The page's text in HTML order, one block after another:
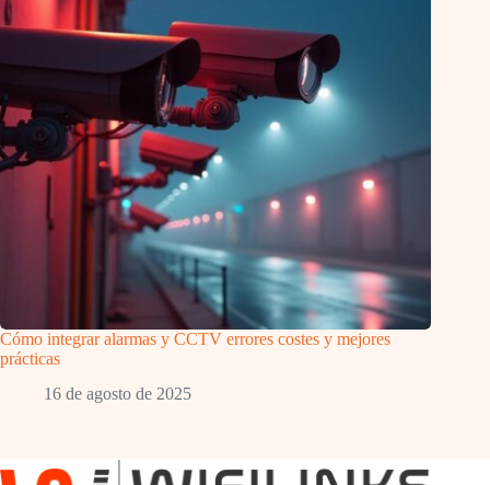
Cómo integrar alarmas y CCTV errores costes y mejores
prácticas
16 de agosto de 2025